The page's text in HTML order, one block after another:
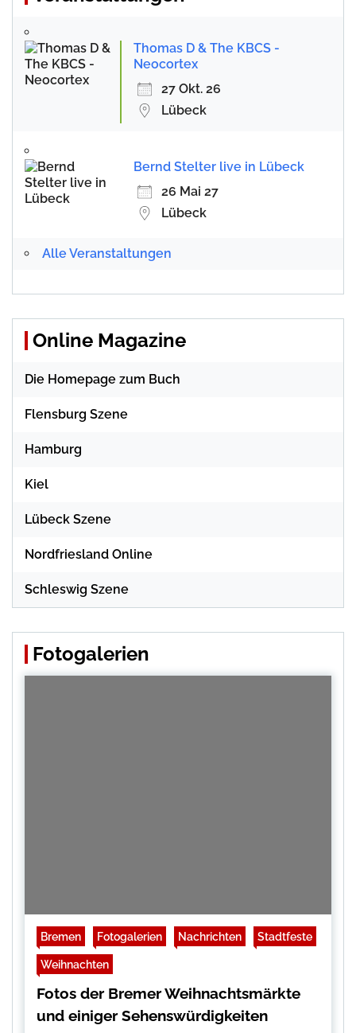
Thomas D & The KBCS -
Neocortex
27 Okt. 26
Lübeck
Bernd Stelter live in Lübeck
26 Mai 27
Lübeck
Alle Veranstaltungen
Online Magazine
Die Homepage zum Buch
Flensburg Szene
Hamburg
Kiel
Lübeck Szene
Nordfriesland Online
Schleswig Szene
Fotogalerien
Bremen Fotogalerien Nachrichten Stadtfeste
Weihnachten
Fotos der Bremer Weihnachtsmärkte
und einiger Sehenswürdigkeiten